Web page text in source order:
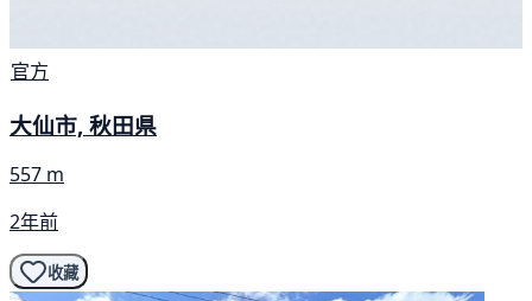
官方
大仙市, 秋田県
557 m
2年前
收藏